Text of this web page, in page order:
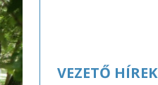
VEZETŐ HÍREK